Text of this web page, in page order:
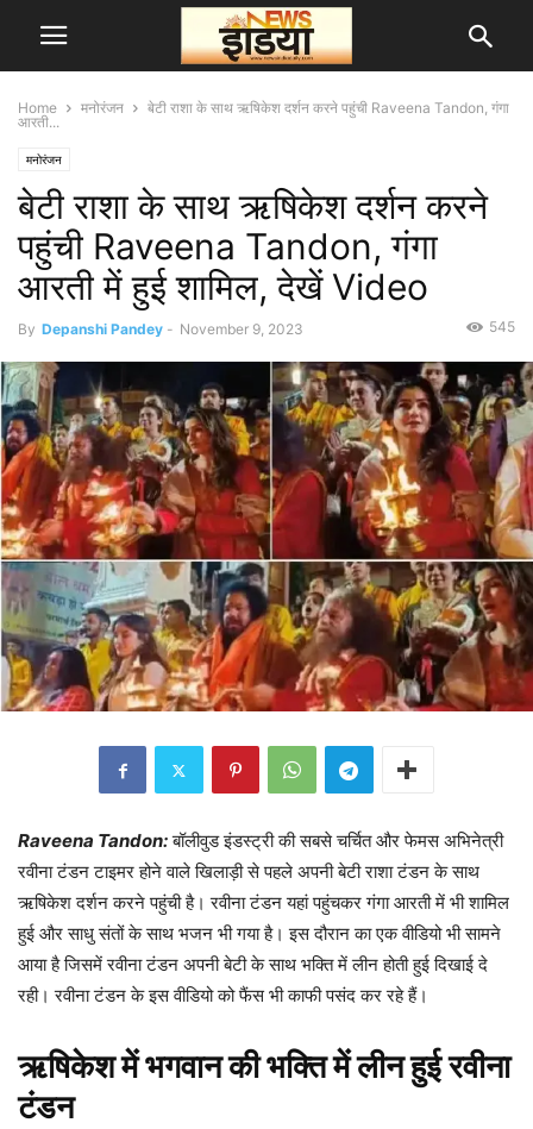
Home मनोरंजन
बेटी राशा के साथ ऋषिकेश दर्शन करने पहुंची Raveena Tandon, गंगा
आरती...
मनोरंजन
बेटी राशा के साथ ऋषिकेश दर्शन करने
पहुंची Raveena Tandon, गंगा
आरती में हुई शामिल, देखें Video
By Depanshi Pandey - November 9, 2023 545
Raveena Tandon:बॉलीवुड इंडस्ट्री की सबसे चर्चित और फेमस अभिनेत्री
रवीना टंडन टाइमर होने वाले खिलाड़ी से पहले अपनी बेटी राशा टंडन के साथ
ऋषिकेश दर्शन करने पहुंची है। रवीना टंडन यहां पहुंचकर गंगा आरती में भी शामिल
हुई और साधु संतों के साथ भजन भी गया है। इस दौरान का एक वीडियो भी सामने
आया है जिसमें रवीना टंडन अपनी बेटी के साथ भक्ति में लीन होती हुई दिखाई दे
रही। रवीना टंडन के इस वीडियो को फैंस भी काफी पसंद कर रहे हैं।
ऋषिकेश में भगवान की भक्ति में लीन हुई रवीना
टंडन